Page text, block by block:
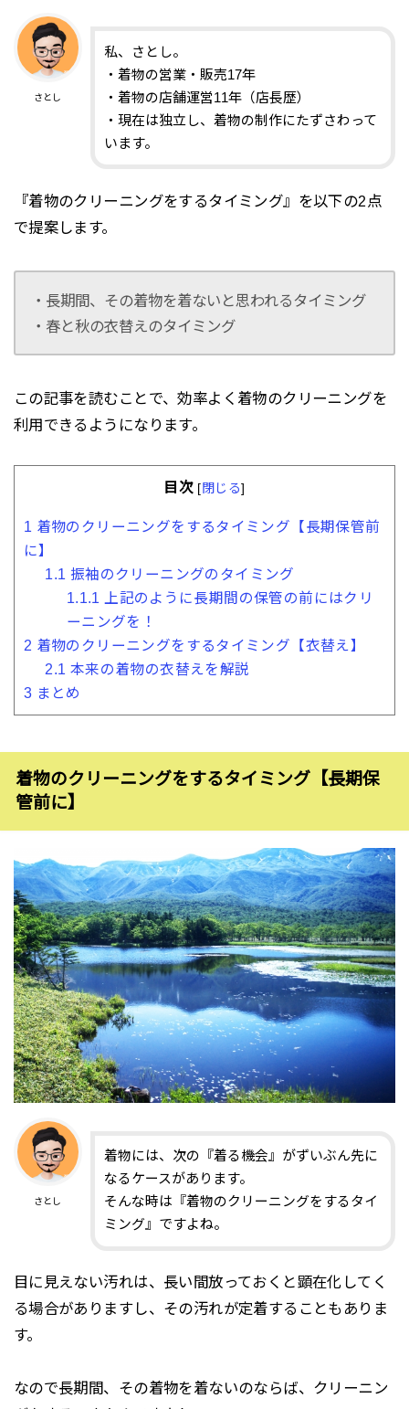
さとし
私、さとし。
・着物の営業・販売17年
・着物の店舗運営11年（店長歴）
・現在は独立し、着物の制作にたずさわって
います。
『着物のクリーニングをするタイミング』を以下の2点
で提案します。
・長期間、その着物を着ないと思われるタイミング
・春と秋の衣替えのタイミング
この記事を読むことで、効率よく着物のクリーニングを
利用できるようになります。
目次 [閉じる]
1 着物のクリーニングをするタイミング【長期保管前
に】
1.1 振袖のクリーニングのタイミング
1.1.1
上記のように長期間の保管の前にはクリ
ーニングを！
2 着物のクリーニングをするタイミング【衣替え】
2.1 本来の着物の衣替えを解説
3 まとめ
着物のクリーニングをするタイミング【長期保
管前に】
さとし
着物には、次の『着る機会』がずいぶん先に
なるケースがあります。
そんな時は『着物のクリーニングをするタイ
ミング』ですよね。
目に見えない汚れは、長い間放っておくと顕在化してく
る場合がありますし、その汚れが定着することもありま
す。
なので長期間、その着物を着ないのならば、クリーニン